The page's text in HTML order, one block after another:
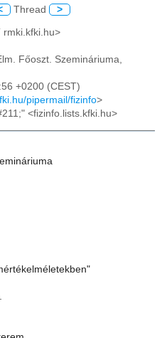
Thread >
rmki.kfki.hu>
Főoszt. Szemináriuma,
+0200 (CEST)
pipermail/fizinfo>
<fizinfo.lists.kfki.hu>